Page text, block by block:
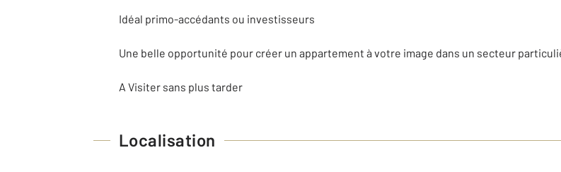
Idéal primo-accédants ou investisseurs
Une belle opportunité pour créer un appartement à votre image dans un secteur
A Visiter sans plus tarder
Localisation